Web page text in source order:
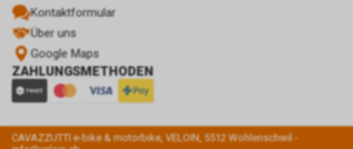
Kontaktformular
Über uns
Google Maps
ZAHLUNGSMETHODEN
CAVAZZUTTI e-bike & motorbike, VELOIN, 5512 Wohlenschwil -